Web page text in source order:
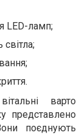
LED-ламп;
варто
представлено
поєднують